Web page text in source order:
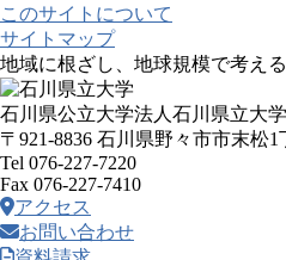
このサイトについて
サイトマップ
地域に根ざし、地球規模で考える
石川県公立大学法人石川県立大学
〒921-8836 石川県野々市市末松1
Tel 076-227-7220
Fax 076-227-7410
アクセス
お問い合わせ